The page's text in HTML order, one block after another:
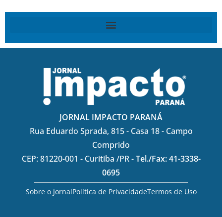
JORNAL IMPACTO PARANÁ
Rua Eduardo Sprada, 815 - Casa 18 - Campo
Comprido
CEP: 81220-001 - Curitiba /PR -Tel./Fax: 41-3338-
0695
Sobre o JornalPolítica de PrivacidadeTermos de Uso